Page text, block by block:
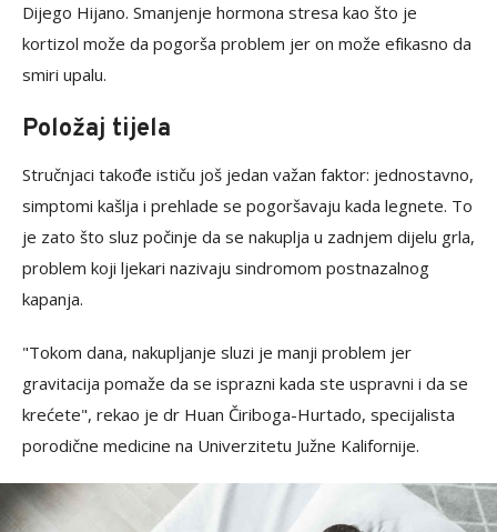
Dijego Hijano. Smanjenje hormona stresa kao što je
kortizol može da pogorša problem jer on može efikasno da
smiri upalu.
Položaj tijela
Stručnjaci takođe ističu još jedan važan faktor: jednostavno,
simptomi kašlja i prehlade se pogoršavaju kada legnete. To
je zato što sluz počinje da se nakuplja u zadnjem dijelu grla,
problem koji ljekari nazivaju sindromom postnazalnog
kapanja.
"Tokom dana, nakupljanje sluzi je manji problem jer
gravitacija pomaže da se isprazni kada ste uspravni i da se
krećete", rekao je dr Huan Čiriboga-Hurtado, specijalista
porodične medicine na Univerzitetu Južne Kalifornije.